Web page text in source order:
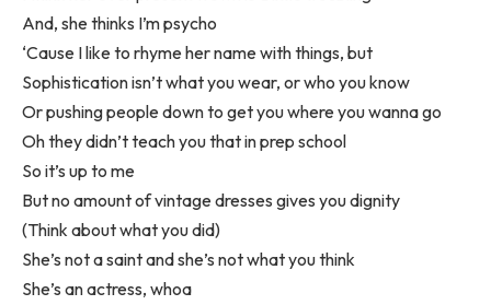
And, she thinks I’m psycho
‘Cause I like to rhyme her name with things, but
Sophistication isn’t what you wear, or who you know
Or pushing people down to get you where you wanna go
Oh they didn’t teach you that in prep school
So it’s up to me
But no amount of vintage dresses gives you dignity
(Think about what you did)
She’s not a saint and she’s not what you think
She’s an actress, whoa